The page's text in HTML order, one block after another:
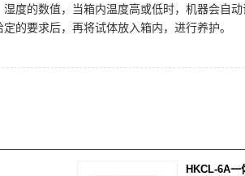
度的数值，当箱内温度高或低时，机器会自动
的要求后，再将试体放入箱内，进行养护。
HKCL-6A